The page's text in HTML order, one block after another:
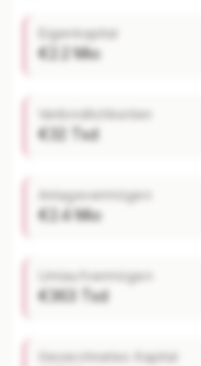
weiteren
Eigenkapital
€2.2 Mio
Verbindlichkeiten
€32 Tsd
Anlagevermögen
€2.4 Mio
Umlaufvermögen
€363 Tsd
Gezeichnetes Kapital